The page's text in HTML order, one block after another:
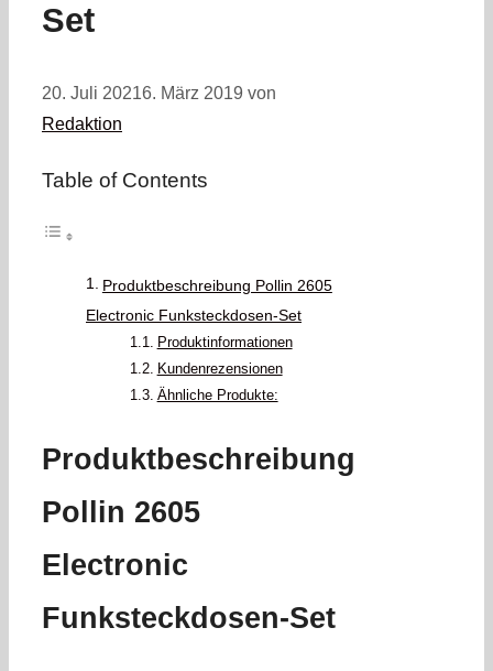
Set
20. Juli 20216. März 2019 von
Redaktion
Table of Contents
Produktbeschreibung Pollin 2605
Electronic Funksteckdosen-Set
Produktinformationen
Kundenrezensionen
Ähnliche Produkte:
Produktbeschreibung
Pollin 2605
Electronic
Funksteckdosen-Set